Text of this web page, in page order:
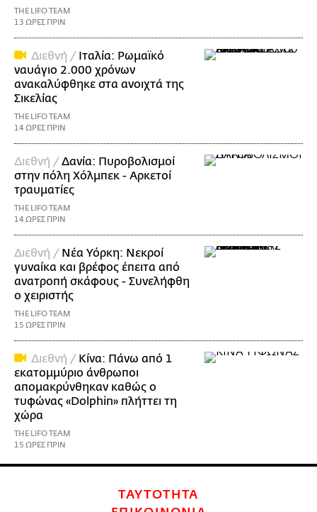
THE LIFO TEAM
13 ΩΡΕΣ ΠΡΙΝ
Διεθνή / Ιταλία: Ρωμαϊκό
ναυάγιο 2.000 χρόνων
ανακαλύφθηκε στα ανοιχτά της
Σικελίας
THE LIFO TEAM
14 ΩΡΕΣ ΠΡΙΝ
Διεθνή /Δανία: Πυροβολισμοί
στην πόλη Χόλμπεκ - Αρκετοί
τραυματίες
THE LIFO TEAM
14 ΩΡΕΣ ΠΡΙΝ
Διεθνή / Νέα Υόρκη: Νεκροί
γυναίκα και βρέφος έπειτα από
ανατροπή σκάφους - Συνελήφθη
ο χειριστής
THE LIFO TEAM
15 ΩΡΕΣ ΠΡΙΝ
Διεθνή / Κίνα: Πάνω από 1
εκατομμύριο άνθρωποι
απομακρύνθηκαν καθώς ο
τυφώνας «Dolphin» πλήττει τη
χώρα
THE LIFO TEAM
15 ΩΡΕΣ ΠΡΙΝ
ΤΑΥΤΟΤΗΤΑ